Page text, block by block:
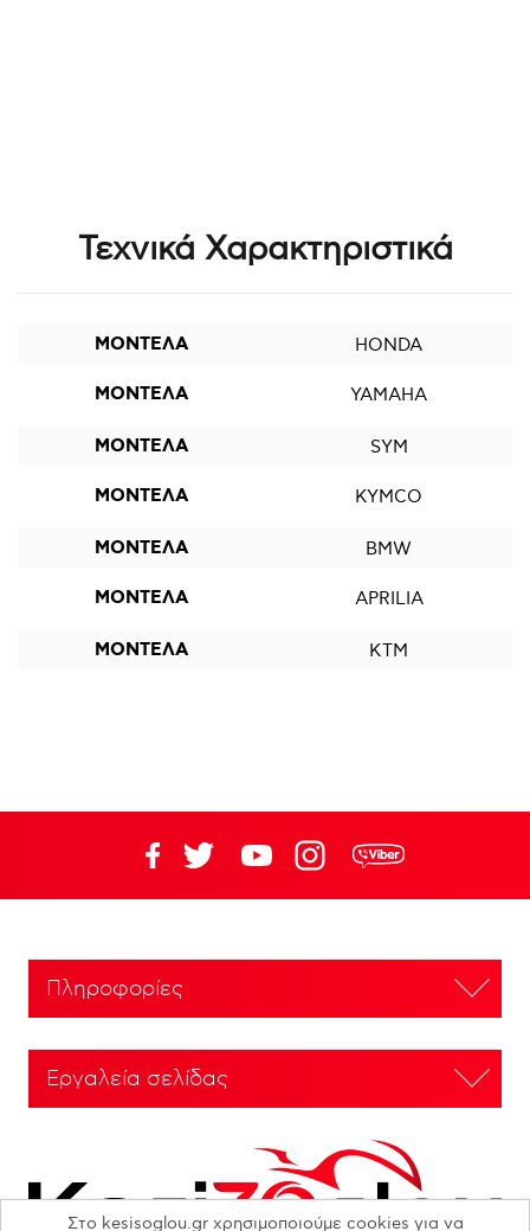
Τεχνικά Χαρακτηριστικά
ΜΟΝΤΕΛΑ HONDA
ΜΟΝΤΕΛΑ YAMAHA
ΜΟΝΤΕΛΑ SYM
ΜΟΝΤΕΛΑ KYMCO
ΜΟΝΤΕΛΑ BMW
ΜΟΝΤΕΛΑ APRILIA
ΜΟΝΤΕΛΑ KTM
Πληροφορίες
Εργαλεία σελίδας
Στο kesisoglou.gr χρησιμοποιούμε cookies για να